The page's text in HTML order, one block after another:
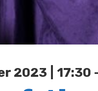
2023 | 17:30